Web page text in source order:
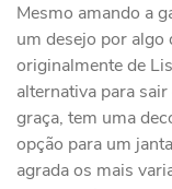
Mesmo amando a
um desejo por algo
originalmente de
alternativa para
graça, tem uma
opção para um
agrada os mais